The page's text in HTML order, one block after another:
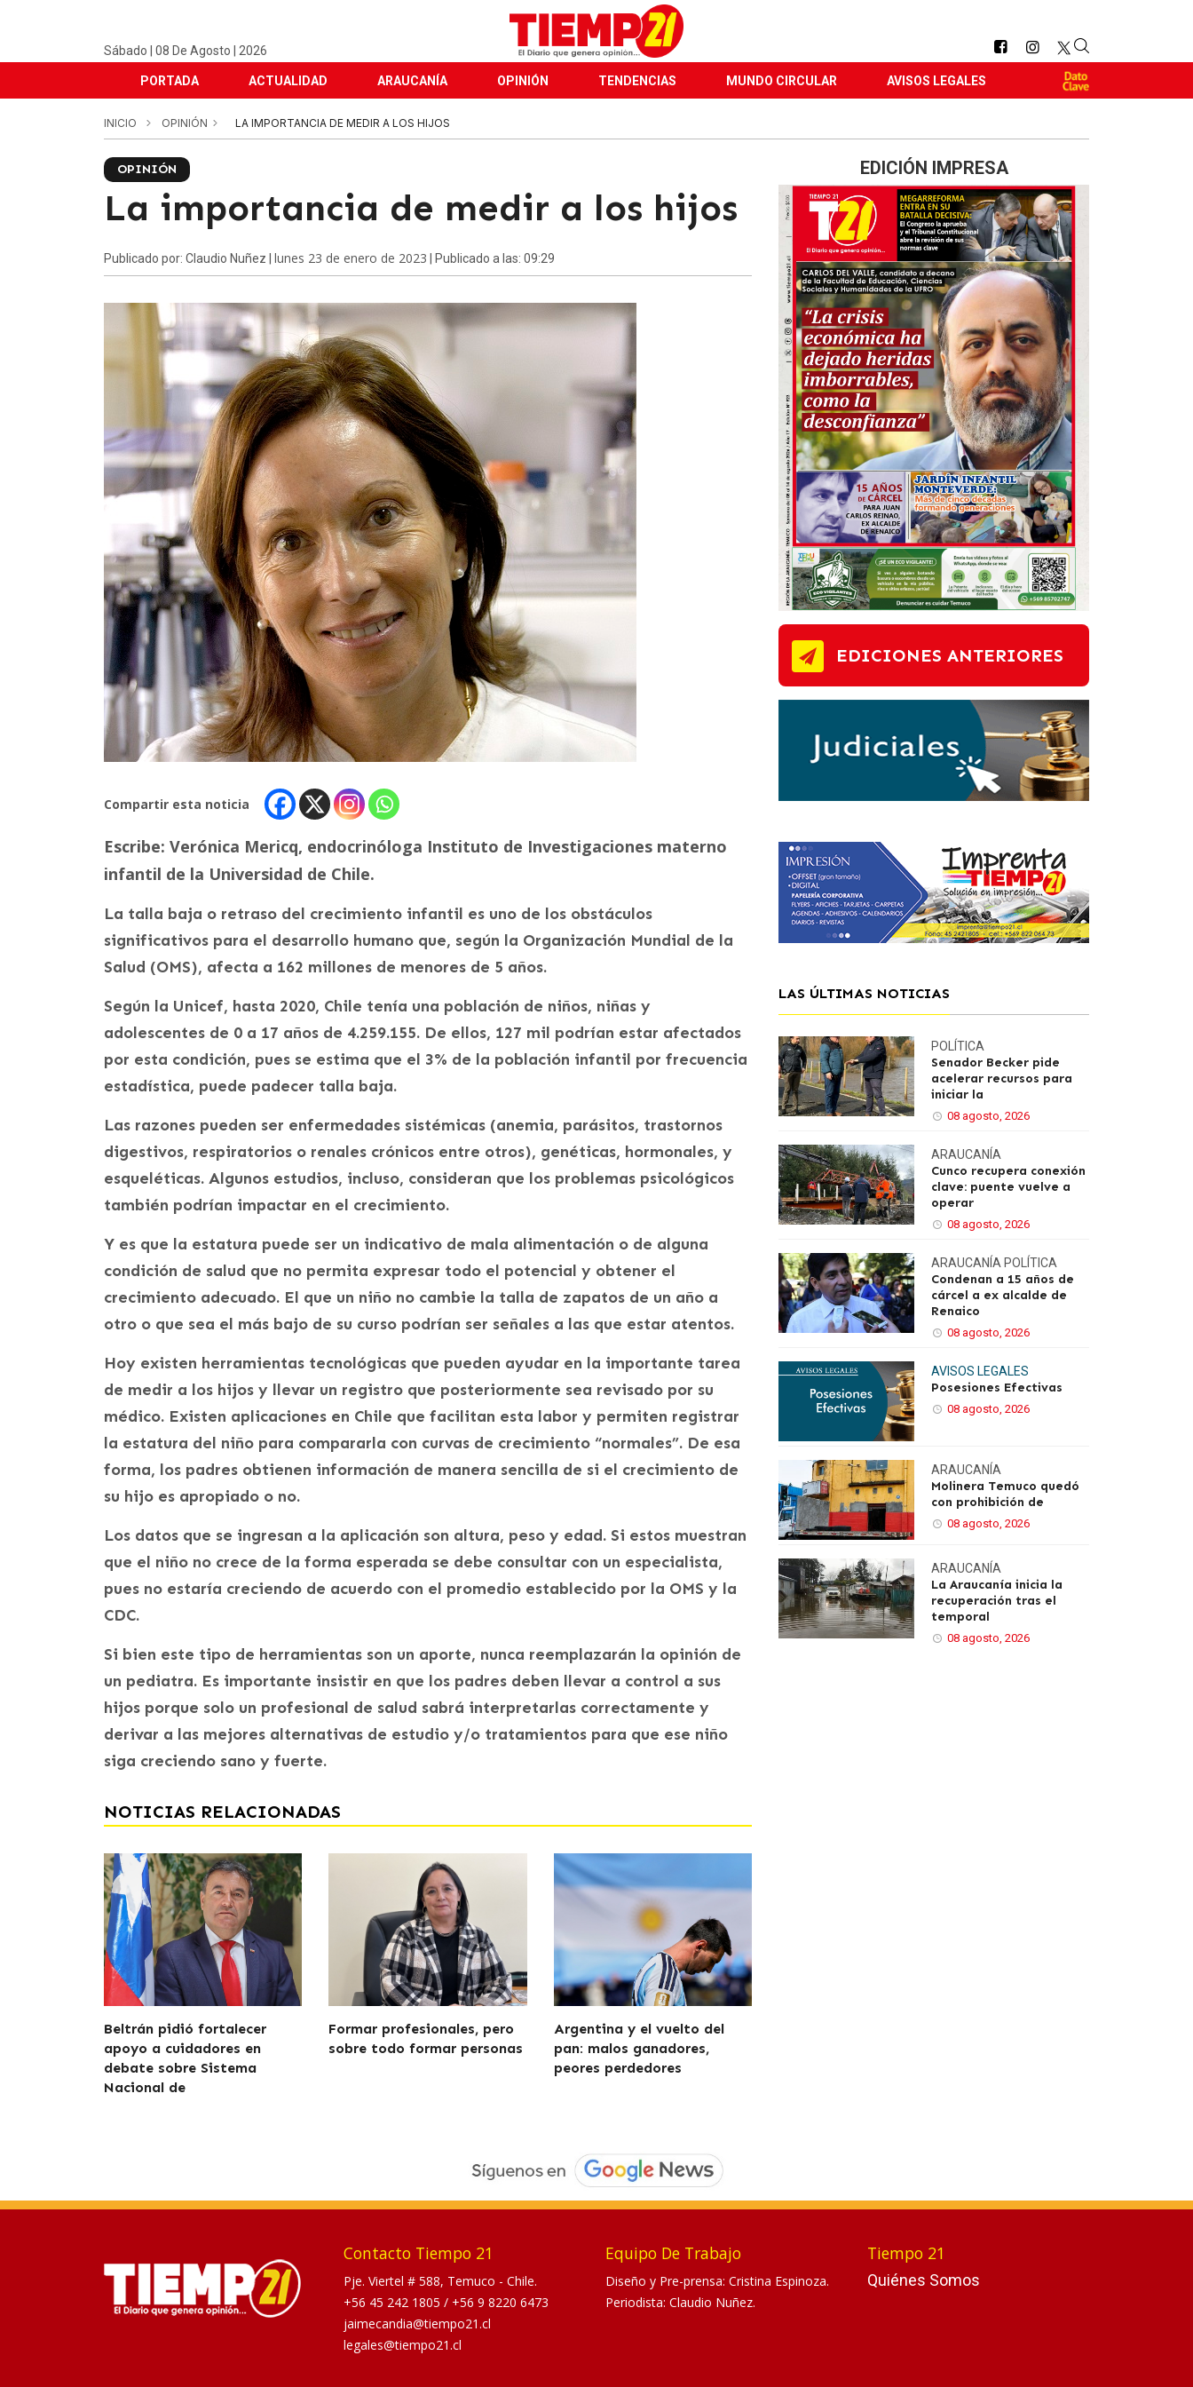
Sábado | 08 De Agosto | 2026
PORTADA ACTUALIDAD ARAUCANÍA OPINIÓN TENDENCIAS MUNDO CIRCULAR AVISOS LEGALES
INICIO OPINIÓN LA IMPORTANCIA DE MEDIR A LOS HIJOS
OPINIÓN
La importancia de medir a los hijos
Publicado por: Claudio Nuñez | lunes 23 de enero de 2023 | Publicado a las: 09:29
Compartir esta noticia
Escribe: Verónica Mericq, endocrinóloga Instituto de Investigaciones materno
infantil de la Universidad de Chile.
La talla baja o retraso del crecimiento infantil es uno de los obstáculos
significativos para el desarrollo humano que, según la Organización Mundial de la
Salud (OMS), afecta a 162 millones de menores de 5 años.
Según la Unicef, hasta 2020, Chile tenía una población de niños, niñas y
adolescentes de 0 a 17 años de 4.259.155. De ellos, 127 mil podrían estar afectados
por esta condición, pues se estima que el 3% de la población infantil por frecuencia
estadística, puede padecer talla baja.
Las razones pueden ser enfermedades sistémicas (anemia, parásitos, trastornos
digestivos, respiratorios o renales crónicos entre otros), genéticas, hormonales, y
esqueléticas. Algunos estudios, incluso, consideran que los problemas psicológicos
también podrían impactar en el crecimiento.
Y es que la estatura puede ser un indicativo de mala alimentación o de alguna
condición de salud que no permita expresar todo el potencial y obtener el
crecimiento adecuado. El que un niño no cambie la talla de zapatos de un año a
otro o que sea el más bajo de su curso podrían ser señales a las que estar atentos.
Hoy existen herramientas tecnológicas que pueden ayudar en la importante tarea
de medir a los hijos y llevar un registro que posteriormente sea revisado por su
médico. Existen aplicaciones en Chile que facilitan esta labor y permiten registrar
la estatura del niño para compararla con curvas de crecimiento “normales”. De esa
forma, los padres obtienen información de manera sencilla de si el crecimiento de
su hijo es apropiado o no.
Los datos que se ingresan a la aplicación son altura, peso y edad. Si estos muestran
que el niño no crece de la forma esperada se debe consultar con un especialista,
pues no estaría creciendo de acuerdo con el promedio establecido por la OMS y la
CDC.
Si bien este tipo de herramientas son un aporte, nunca reemplazarán la opinión de
un pediatra. Es importante insistir en que los padres deben llevar a control a sus
hijos porque solo un profesional de salud sabrá interpretarlas correctamente y
derivar a las mejores alternativas de estudio y/o tratamientos para que ese niño
siga creciendo sano y fuerte.
NOTICIAS RELACIONADAS
Beltrán pidió fortalecer
apoyo a cuidadores en
debate sobre Sistema
Nacional de
Formar profesionales, pero
sobre todo formar personas
Argentina y el vuelto del
pan: malos ganadores,
peores perdedores
EDICIÓN IMPRESA
EDICIONES ANTERIORES
LAS ÚLTIMAS NOTICIAS
POLÍTICA
Senador Becker pide
acelerar recursos para
iniciar la
08 agosto, 2026
ARAUCANÍA
Cunco recupera conexión
clave: puente vuelve a
operar
08 agosto, 2026
ARAUCANÍA POLÍTICA
Condenan a 15 años de
cárcel a ex alcalde de
Renaico
08 agosto, 2026
AVISOS LEGALES
Posesiones Efectivas
08 agosto, 2026
ARAUCANÍA
Molinera Temuco quedó
con prohibición de
08 agosto, 2026
ARAUCANÍA
La Araucanía inicia la
recuperación tras el
temporal
08 agosto, 2026
Contacto Tiempo 21
Pje. Viertel # 588, Temuco - Chile.
+56 45 242 1805 / +56 9 8220 6473
jaimecandia@tiempo21.cl
legales@tiempo21.cl
Equipo De Trabajo
Diseño y Pre-prensa: Cristina Espinoza.
Periodista: Claudio Nuñez.
Tiempo 21
Quiénes Somos